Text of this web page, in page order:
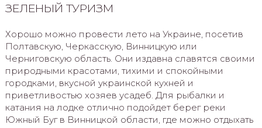
ЗЕЛЕНЫЙ ТУРИЗМ
Хорошо можно провести лето на Украине, посетив
Полтавскую, Черкасскую, Винницкую или
Черниговскую область. Они издавна славятся своими
природными красотами, тихими и спокойными
городками, вкусной украинской кухней и
приветливостью хозяев усадеб. Для рыбалки и
катания на лодке отлично подойдет берег реки
Южный Буг в Винницкой области, где можно отдыхать